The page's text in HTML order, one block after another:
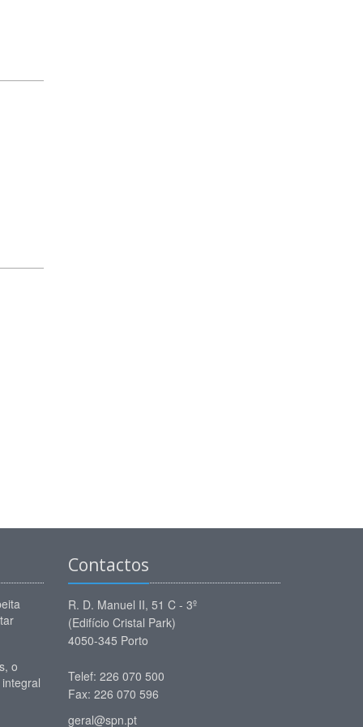
o
Contactos
R. D. Manuel II, 51 C - 3º
(Edifício Cristal Park)
4050-345 Porto
Telef: 226 070 500
Fax: 226 070 596
geral@spn.pt